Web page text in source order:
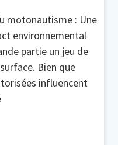
motonautisme : Une
environnemental
partie un jeu de
Bien que
influencent